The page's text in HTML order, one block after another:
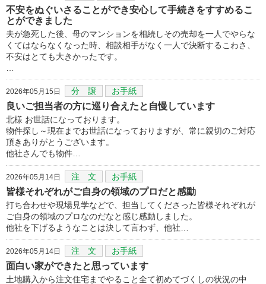
不安をぬぐいさることができ安心して手続きをすすめるこ
とができました
夫が急死した後、母のマンションを相続しその売却を一人でやらな
くてはならなくなった時、相談相手がなく一人で決断するこわさ、
不安はとても大きかったです。
2026年05月15日 分 譲 お手紙
良いご担当者の方に巡り合えたと自慢しています
北様 お世話になっております。
物件探し～現在までお世話になっておりますが、常に親切のご対応
頂きありがとうございます。
他社さんでも物件…
2026年05月14日 注 文 お手紙
皆様それぞれがご自身の領域のプロだと感動
打ち合わせや現場見学などで、担当してくださった皆様それぞれが
ご自身の領域のプロなのだなと感じ感動しました。
他社を下げるようなことは決して言わず、他社…
2026年05月14日 注 文 お手紙
面白い家ができたと思っています
土地購入から注文住宅までやること全て初めてづくしの状況の中